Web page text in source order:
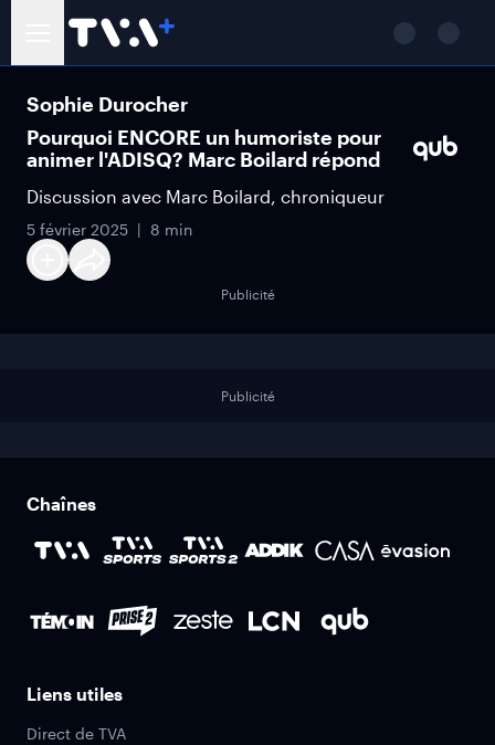
Sophie Durocher
Pourquoi ENCORE un humoriste pour
animer l'ADISQ? Marc Boilard répond
Discussion avec Marc Boilard, chroniqueur
5 février 2025 8 min
Publicité
Publicité
Chaînes
Liens utiles
Direct de TVA